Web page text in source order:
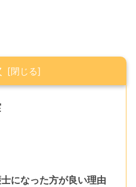
になった方が良い理由